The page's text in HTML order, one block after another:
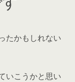
たかもしれない
いこうかと思い